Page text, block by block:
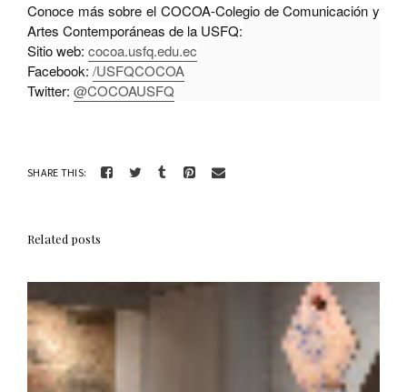
Conoce más sobre el COCOA-Colegio de Comunicación y
Artes Contemporáneas de la USFQ:
Sitio web: cocoa.usfq.edu.ec
Facebook: /USFQCOCOA
Twitter: @COCOAUSFQ
SHARE THIS:
Related posts